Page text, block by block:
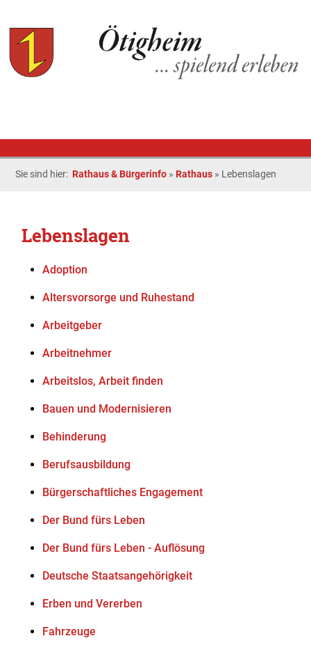
Sie sind hier: Rathaus & Bürgerinfo » Rathaus » Lebenslagen
Lebenslagen
Adoption
Altersvorsorge und Ruhestand
Arbeitgeber
Arbeitnehmer
Arbeitslos, Arbeit finden
Bauen und Modernisieren
Behinderung
Berufsausbildung
Bürgerschaftliches Engagement
Der Bund fürs Leben
Der Bund fürs Leben - Auflösung
Deutsche Staatsangehörigkeit
Erben und Vererben
Fahrzeuge